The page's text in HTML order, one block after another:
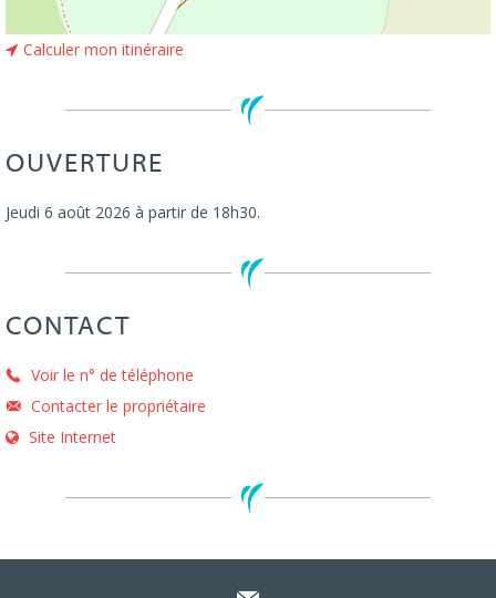
Calculer mon itinéraire
OUVERTURE
Jeudi 6 août 2026 à partir de 18h30.
CONTACT
Voir le n° de téléphone
Contacter le propriétaire
Site Internet